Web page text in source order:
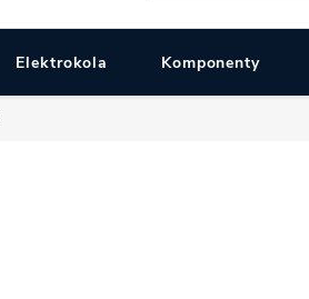
Elektrokola Komponenty